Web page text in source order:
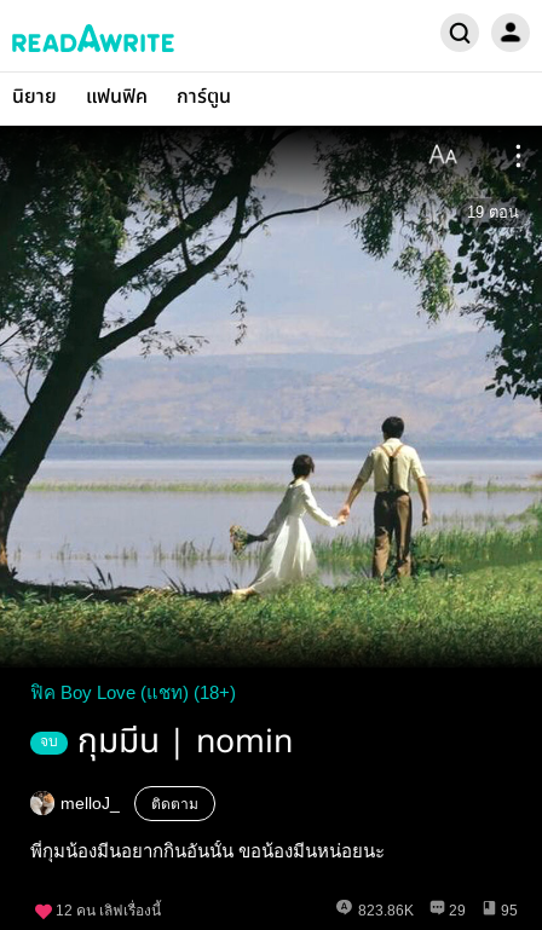
นิยาย แฟนฟิค การ์ตูน
19 ตอน
ฟิค Boy Love (แชท) (18+)
จบ กุมมีน | nomin
melloJ_ ติดตาม
พี่กุมน้องมีนอยากกินอันนั้น ขอน้องมีนหน่อยนะ
12 คน เลิฟเรื่องนี้ 823.86K 29 95